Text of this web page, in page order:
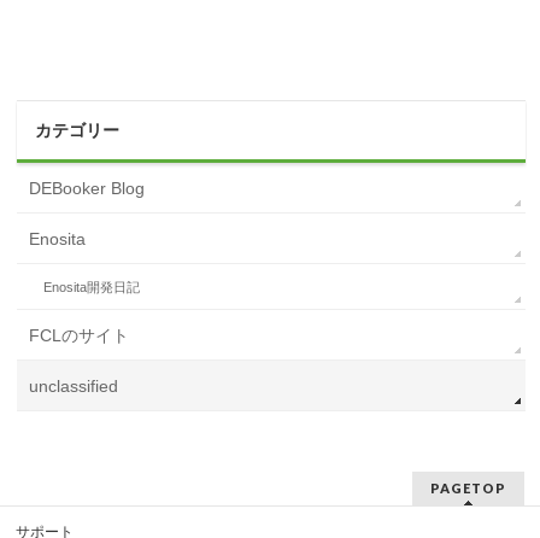
カテゴリー
DEBooker Blog
Enosita
Enosita開発日記
FCLのサイト
unclassified
PAGETOP
サポート